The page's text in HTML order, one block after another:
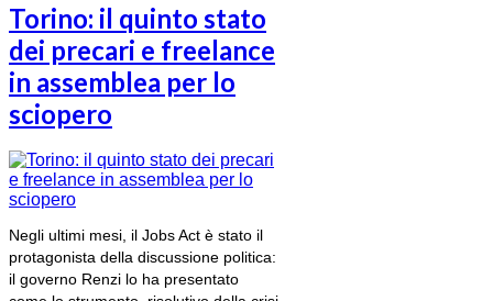
Torino: il quinto stato
dei precari e freelance
in assemblea per lo
sciopero
Negli ultimi mesi, il Jobs Act è stato il
protagonista della discussione politica:
il governo Renzi lo ha presentato